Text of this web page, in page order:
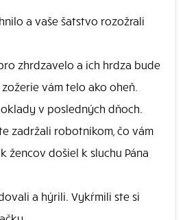
a vaše šatstvo rozožrali
zhrdzavelo a ich hrdza bude
vám telo ako oheň.
v posledných dňoch.
zadržali robotníkom, čo vám
žencov došiel k sluchu Pána
a hýrili. Vykŕmili ste si